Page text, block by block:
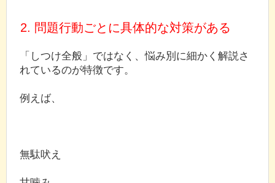
2. 問題行動ごとに具体的な対策がある
「しつけ全般」ではなく、悩み別に細かく解説さ
れているのが特徴です。
例えば、
無駄吠え